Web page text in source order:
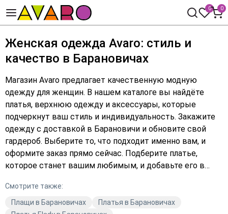
0 0
Женская одежда Avaro: стиль и
качество в Барановичах
Магазин Avaro предлагает качественную модную
одежду для женщин. В нашем каталоге вы найдёте
платья, верхнюю одежду и аксессуары, которые
подчеркнут ваш стиль и индивидуальность. Закажите
одежду с доставкой в Барановичи и обновите свой
гардероб. Выберите то, что подходит именно вам, и
оформите заказ прямо сейчас. Подберите платье,
которое станет вашим любимым, и добавьте его в
стильного образа.
Смотрите также:
Плащи в Барановичах
Платья в Барановичах